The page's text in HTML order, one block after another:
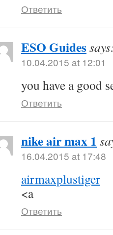
Ответить
ESO Guides
10.04.2015 at 12:01
you have a good
Ответить
nike air max 1
16.04.2015 at 17:48
airmaxplustiger
<a
Ответить